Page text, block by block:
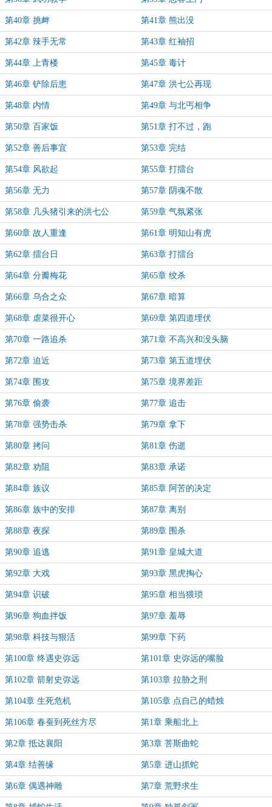
第40章 挑衅 第41章 熊出没
第42章 辣手无常 第43章 红袖招
第44章 上青楼 第45章 毒计
第46章 铲除后患 第47章 洪七公再现
第48章 内情 第49章 与北丐相争
第50章 百家饭 第51章 打不过，跑
第52章 善后事宜 第53章 完结
第54章 风欲起 第55章 打擂台
第56章 无力 第57章 阴魂不散
第58章 几头猪引来的洪七公 第59章 气氛紧张
第60章 故人重逢 第61章 明知山有虎
第62章 擂台日 第63章 打擂台
第64章 分瓣梅花 第65章 绞杀
第66章 乌合之众 第67章 暗算
第68章 虐菜很开心 第69章 第四道埋伏
第70章 一路追杀 第71章 不高兴和没头脑
第72章 迫近 第73章 第五道埋伏
第74章 围攻 第75章 境界差距
第76章 偷袭 第77章 追击
第78章 强势击杀 第79章 拿下
第80章 拷问 第81章 伤逝
第82章 劝阻 第83章 承诺
第84章 族议 第85章 阿苦的决定
第86章 族中的安排 第87章 离别
第88章 夜探 第89章 围杀
第90章 追逃 第91章 皇城大道
第92章 大戏 第93章 黑虎掏心
第94章 识破 第95章 相当猥琐
第96章 狗血拌饭 第97章 羞辱
第98章 科技与狠活 第99章 下药
第100章 终遇史弥远 第101章 史弥远的嘴脸
第102章 箭射史弥远 第103章 拉胁之刑
第104章 生死危机 第105章 点自己的蜡烛
第106章 春蚕到死丝方尽 第1章 乘船北上
第2章 抵达襄阳 第3章 菩斯曲蛇
第4章 结善缘 第5章 进山抓蛇
第6章 偶遇神雕 第7章 荒野求生